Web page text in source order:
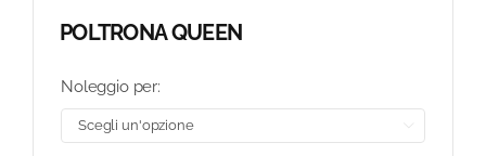
POLTRONA QUEEN
Noleggio per: